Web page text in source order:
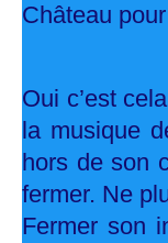
Château
Oui c’est
la musique
hors de son
fermer. Ne
Fermer son